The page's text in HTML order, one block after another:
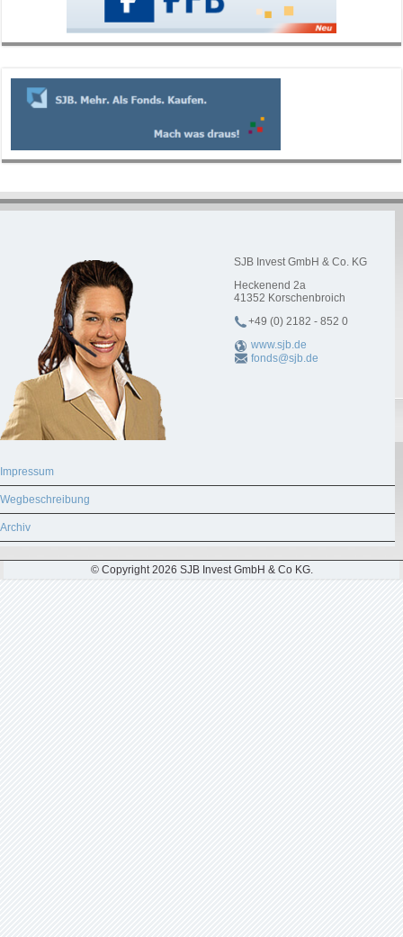
SJB Invest GmbH & Co. KG
Heckenend 2a
41352 Korschenbroich
+49 (0) 2182 - 852 0
www.sjb.de
fonds@sjb.de
Impressum
Wegbeschreibung
Archiv
© Copyright 2026 SJB Invest GmbH & Co KG.